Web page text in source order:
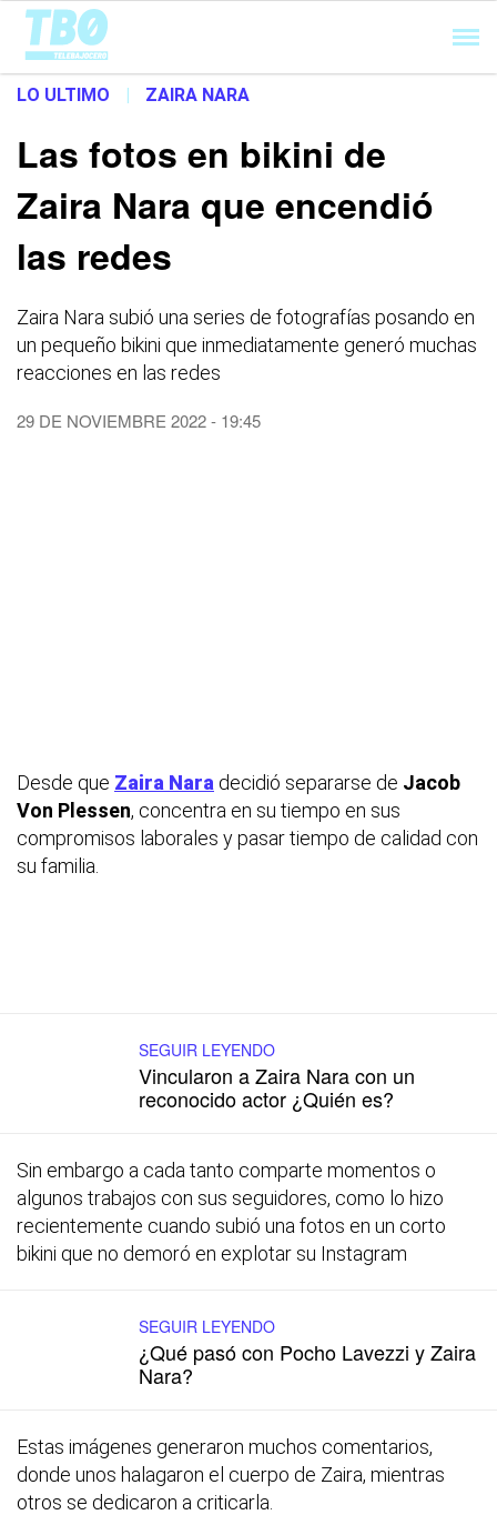
Cargando...
LO ULTIMO | ZAIRA NARA
Las fotos en bikini de
Zaira Nara que encendió
las redes
Zaira Nara subió una series de fotografías posando en
un pequeño bikini que inmediatamente generó muchas
reacciones en las redes
29 DE NOVIEMBRE 2022 - 19:45
Desde que Zaira Nara decidió separarse de Jacob
Von Plessen, concentra en su tiempo en sus
compromisos laborales y pasar tiempo de calidad con
su familia.
SEGUIR LEYENDO
Vincularon a Zaira Nara con un
reconocido actor ¿Quién es?
Sin embargo a cada tanto comparte momentos o
algunos trabajos con sus seguidores, como lo hizo
recientemente cuando subió una fotos en un corto
bikini que no demoró en explotar su Instagram
SEGUIR LEYENDO
¿Qué pasó con Pocho Lavezzi y Zaira
Nara?
Estas imágenes generaron muchos comentarios,
donde unos halagaron el cuerpo de Zaira, mientras
otros se dedicaron a criticarla.